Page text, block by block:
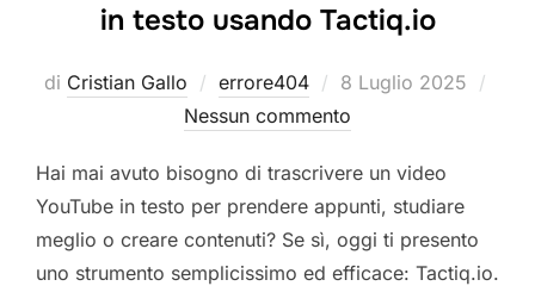
in testo usando Tactiq.io
di Cristian Gallo errore404
Pubblicato
il
8 Luglio 2025
Nessun commento
Hai mai avuto bisogno di trascrivere un video
YouTube in testo per prendere appunti, studiare
meglio o creare contenuti? Se sì, oggi ti presento
uno strumento semplicissimo ed efficace: Tactiq.io.